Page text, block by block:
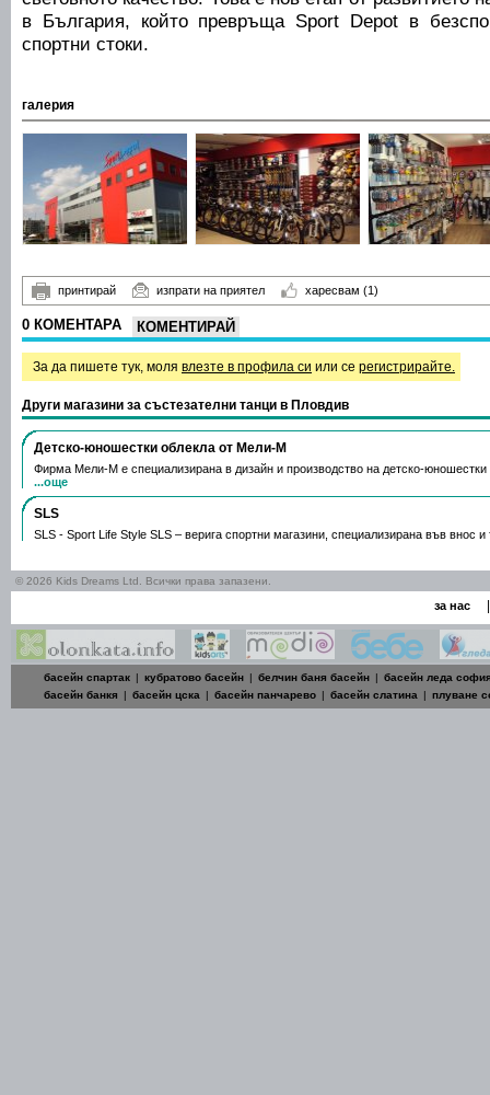
в България, който превръща Sport Depot в
спортни стоки.
галерия
принтирай изпрати на приятел харесвам (1)
0 КОМЕНТАРА КОМЕНТИРАЙ
За да пишете тук, моля влезте в профила си или се регистрирайте.
Други магазини за състезателни танци в Пловдив
Детско-юношестки облекла от Мели-М
Фирма Мели-М е специализирана в дизайн и производство на детско-
...още
SLS
SLS - Sport Life Style SLS – верига спортни магазини, специализирана във внос
© 2026 Kids Dreams Ltd. Всички права запазени.
за нас |
басейн спартак | кубратово басейн | белчин баня басейн | басейн леда
басейн банкя
| басейн цска | басейн панчарево | басейн слатина | плуване